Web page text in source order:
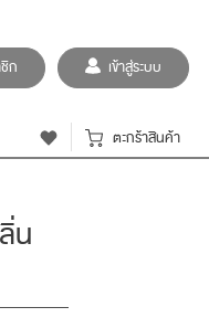
ก เข้าสู่ระบบ
ตะกร้าสินค้า
น